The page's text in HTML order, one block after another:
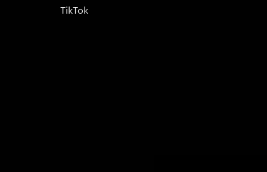
TikTok